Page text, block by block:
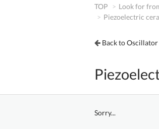
TOP Look for
Piezoelectric
Back to
Sorry...